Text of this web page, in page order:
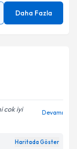
Daha Fazla
cok iyi
Devamı
Haritada Göster